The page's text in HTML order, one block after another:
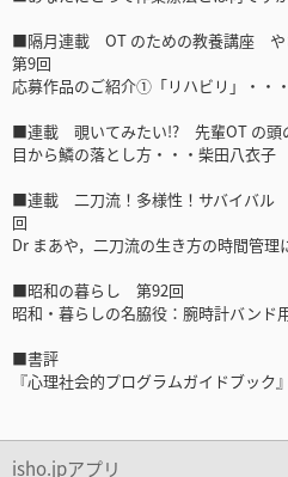
■隔月連載 OT のための教養講座 や
第9回
応募作品のご紹介①「リハビリ」・・
■連載 覗いてみたい!? 先輩OT の
目から鱗の落とし方・・・柴田八衣子
■連載 二刀流！多様性！サバイバル
回
Dr まあや，二刀流の生き方の時間管理
■昭和の暮らし 第92回
昭和・暮らしの名脇役：腕時計バンド
■書評
『心理社会的プログラムガイドブック
isho.jpアプリ